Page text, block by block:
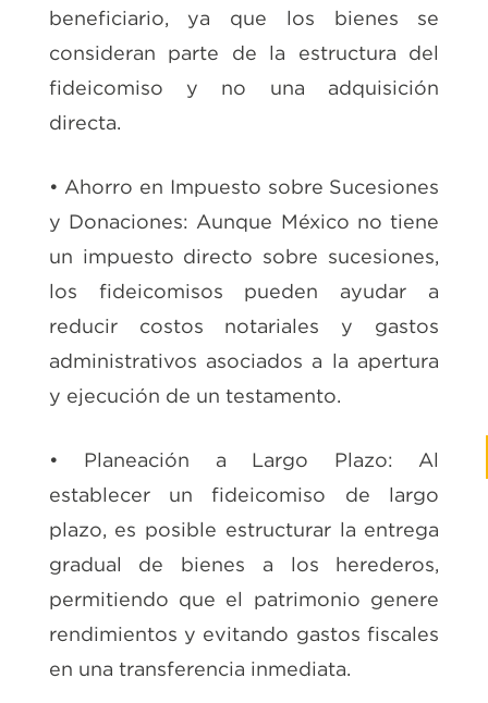
beneficiario, ya que los bienes se
consideran parte de la estructura del
fideicomiso y no una adquisición
directa.
• Ahorro en Impuesto sobre Sucesiones
y Donaciones: Aunque México no tiene
un impuesto directo sobre sucesiones,
los fideicomisos pueden ayudar a
reducir costos notariales y gastos
administrativos asociados a la apertura
y ejecución de un testamento.
• Planeación a Largo Plazo: Al
establecer un fideicomiso de largo
plazo, es posible estructurar la entrega
gradual de bienes a los herederos,
permitiendo que el patrimonio genere
rendimientos y evitando gastos fiscales
en una transferencia inmediata.